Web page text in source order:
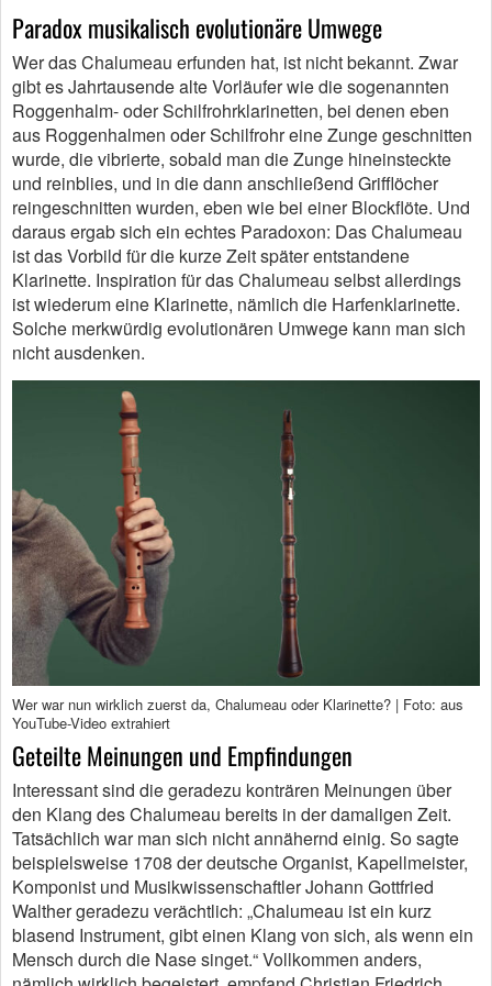
Paradox musikalisch evolutionäre Umwege
Wer das Chalumeau erfunden hat, ist nicht bekannt. Zwar
gibt es Jahrtausende alte Vorläufer wie die sogenannten
Roggenhalm- oder Schilfrohrklarinetten, bei denen eben
aus Roggenhalmen oder Schilfrohr eine Zunge geschnitten
wurde, die vibrierte, sobald man die Zunge hineinsteckte
und reinblies, und in die dann anschließend Grifflöcher
reingeschnitten wurden, eben wie bei einer Blockflöte. Und
daraus ergab sich ein echtes Paradoxon: Das Chalumeau
ist das Vorbild für die kurze Zeit später entstandene
Klarinette. Inspiration für das Chalumeau selbst allerdings
ist wiederum eine Klarinette, nämlich die Harfenklarinette.
Solche merkwürdig evolutionären Umwege kann man sich
nicht ausdenken.
Wer war nun wirklich zuerst da, Chalumeau oder Klarinette? | Foto: aus
YouTube-Video extrahiert
Geteilte Meinungen und Empfindungen
Interessant sind die geradezu konträren Meinungen über
den Klang des Chalumeau bereits in der damaligen Zeit.
Tatsächlich war man sich nicht annähernd einig. So sagte
beispielsweise 1708 der deutsche Organist, Kapellmeister,
Komponist und Musikwissenschaftler Johann Gottfried
Walther geradezu verächtlich: „Chalumeau ist ein kurz
blasend Instrument, gibt einen Klang von sich, als wenn ein
Mensch durch die Nase singet.“ Vollkommen anders,